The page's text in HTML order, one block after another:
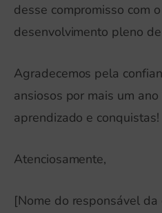
desse compromisso com
desenvolvimento pleno
Agradecemos pela
ansiosos por mais um
aprendizado e conquistas!
Atenciosamente,
[Nome do responsável da